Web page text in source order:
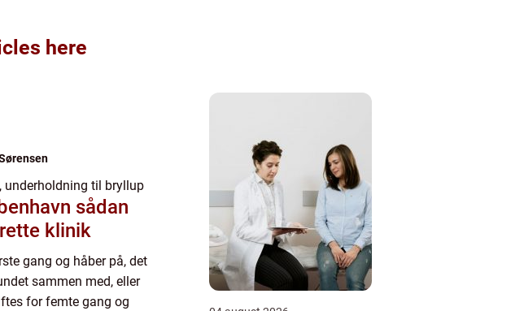
here
underholdning til bryllup
sådan
klinik
gang og håber på, det
sammen med, eller
for femte gang og